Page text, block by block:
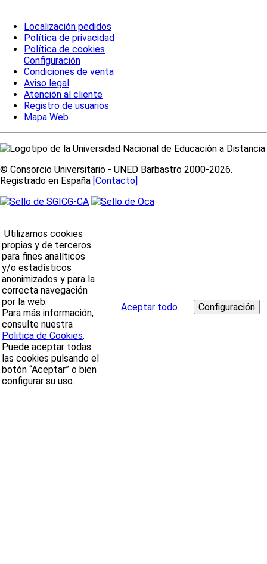
Localización pedidos
Política de privacidad
Política de cookies
Configuración
Condiciones de venta
Aviso legal
Atención al cliente
Registro de usuarios
Mapa Web
© Consorcio Universitario - UNED Barbastro 2000-2026.
Registrado en España [Contacto]
Utilizamos cookies
propias y de terceros
para fines analíticos
y/o estadísticos
anonimizados y para la
correcta navegación
por la web.
Para más información,
consulte nuestra
Politica de Cookies.
Puede aceptar todas
las cookies pulsando el
botón “Aceptar” o bien
configurar su uso.
Aceptar todo